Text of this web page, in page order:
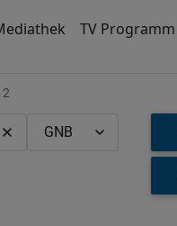
TV Programm
2